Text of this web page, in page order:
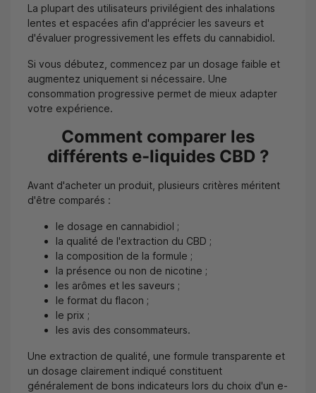
La plupart des utilisateurs privilégient des inhalations
lentes et espacées afin d'apprécier les saveurs et
d'évaluer progressivement les effets du cannabidiol.
Si vous débutez, commencez par un dosage faible et
augmentez uniquement si nécessaire. Une
consommation progressive permet de mieux adapter
votre expérience.
Comment comparer les
différents e-liquides CBD ?
Avant d'acheter un produit, plusieurs critères méritent
d'être comparés :
le dosage en cannabidiol ;
la qualité de l'extraction du CBD ;
la composition de la formule ;
la présence ou non de nicotine ;
les arômes et les saveurs ;
le format du flacon ;
le prix ;
les avis des consommateurs.
Une extraction de qualité, une formule transparente et
un dosage clairement indiqué constituent
généralement de bons indicateurs lors du choix d'un e-